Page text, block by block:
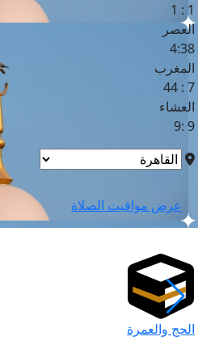
1 : 1
العصر
4:38
المغرب
7 : 44
العشاء
9 :9
عرض مواقيت الصلاة
الحج والعمرة